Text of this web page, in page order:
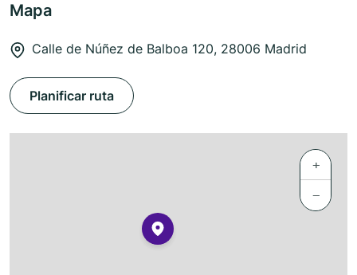
Mapa
Calle de Núñez de Balboa 120, 28006 Madrid
Planificar ruta
+
−